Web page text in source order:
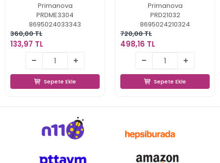
Primanova
PRDME3304
8695024033343
360,00 TL
133,97 TL
133,97 TL
Sepete Ekle
Sepete Ekle
Primanova
PRD21032
8695024210324
720,00 TL
498,16 TL
498,16 TL
Sepete Ekle
Sepete Ekle